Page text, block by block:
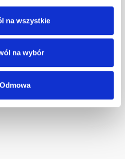
na wszystkie
na wybór
Odmowa
z o.o., Bestwińska 143, 43-346